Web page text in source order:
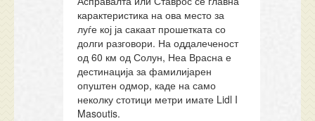
карактеристика на ова место за
луѓе кој ја сакаат прошетката со
долги разговори. На оддалеченост
од 60 км од Солун, Неа Врасна е
дестинација за фамилијарен
опуштен одмор, каде на само
неколку стотици метри имате Lidl I
Masoutis.